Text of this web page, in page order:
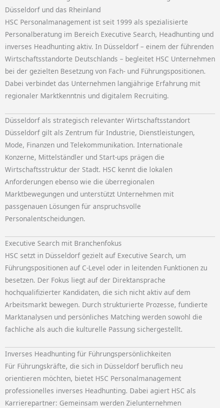
Düsseldorf und das Rheinland
HSC Personalmanagement ist seit 1999 als spezialisierte
Personalberatung im Bereich Executive Search, Headhunting und
inverses Headhunting aktiv. In Düsseldorf – einem der führenden
Wirtschaftsstandorte Deutschlands – begleitet HSC Unternehmen
bei der gezielten Besetzung von Fach- und Führungspositionen.
Dabei verbindet das Unternehmen langjährige Erfahrung mit
regionaler Marktkenntnis und digitalem Recruiting.
Düsseldorf als strategisch relevanter Wirtschaftsstandort
Düsseldorf gilt als Zentrum für Industrie, Dienstleistungen,
Mode, Finanzen und Telekommunikation. Internationale
Konzerne, Mittelständler und Start-ups prägen die
Wirtschaftsstruktur der Stadt. HSC kennt die lokalen
Anforderungen ebenso wie die überregionalen
Marktbewegungen und unterstützt Unternehmen mit
passgenauen Lösungen für anspruchsvolle
Personalentscheidungen.
Executive Search mit Branchenfokus
HSC setzt in Düsseldorf gezielt auf Executive Search, um
Führungspositionen auf C-Level oder in leitenden Funktionen zu
besetzen. Der Fokus liegt auf der Direktansprache
hochqualifizierter Kandidaten, die sich nicht aktiv auf dem
Arbeitsmarkt bewegen. Durch strukturierte Prozesse, fundierte
Marktanalysen und persönliches Matching werden sowohl die
fachliche als auch die kulturelle Passung sichergestellt.
Inverses Headhunting für Führungspersönlichkeiten
Für Führungskräfte, die sich in Düsseldorf beruflich neu
orientieren möchten, bietet HSC Personalmanagement
professionelles inverses Headhunting. Dabei agiert HSC als
Karrierepartner: Gemeinsam werden Zielunternehmen